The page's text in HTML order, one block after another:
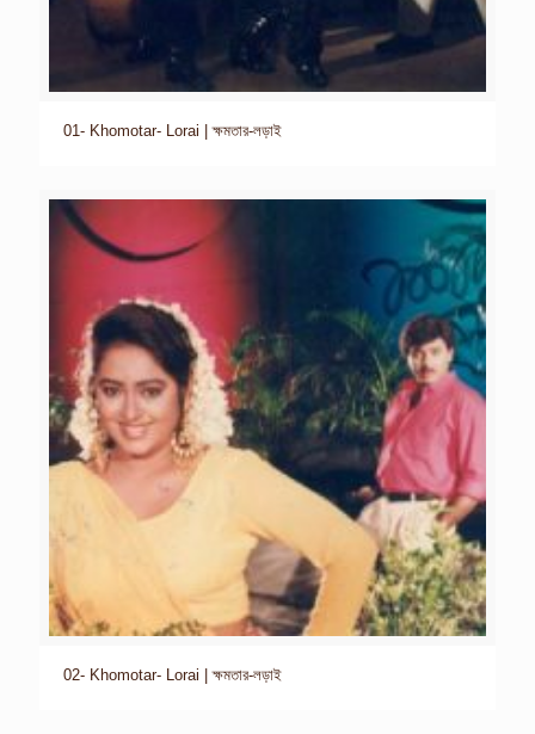
01- Khomotar- Lorai | ক্ষমতার-লড়াই
02- Khomotar- Lorai | ক্ষমতার-লড়াই